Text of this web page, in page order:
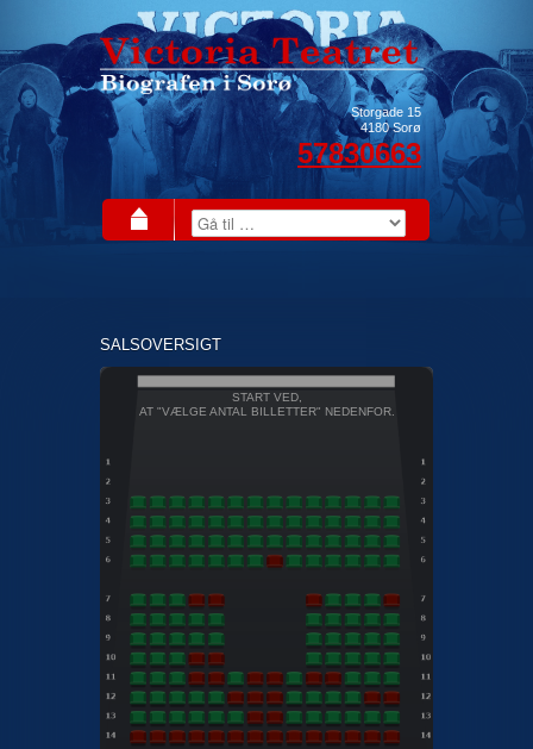
Storgade 15
4180 Sorø
57830663
SALSOVERSIGT
START VED,
AT "VÆLGE ANTAL BILLETTER" NEDENFOR.